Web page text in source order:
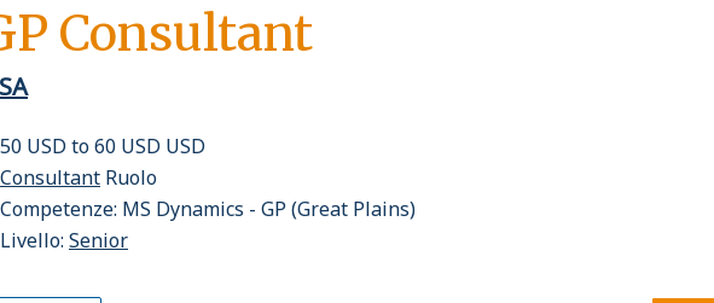
Consultant
50 USD to 60 USD USD
Consultant Ruolo
Competenze: MS Dynamics - GP (Great Plains)
Livello: Senior